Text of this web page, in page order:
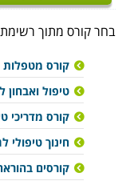
בחר קורס מתוך
קורס מטפלות
טיפול ואבחון
קורס מדריכי
חינוך טיפולי
קורסים